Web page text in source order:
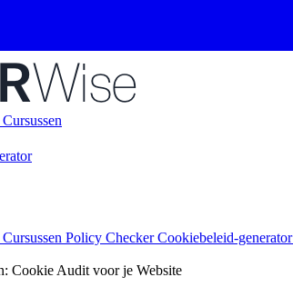
Cursussen
Cursussen Policy CheckerCookiebeleid-generator
Cookie Audit voor je Website